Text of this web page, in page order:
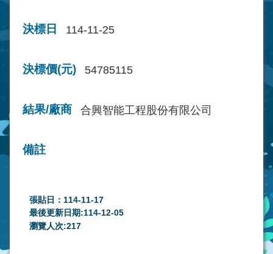
決標日 114-11-25
決標價(元) 54785115
結果/廠商 合興智能工程股份有限公司
備註
張貼日：114-11-17
最後更新日期:114-12-05
瀏覽人次:217